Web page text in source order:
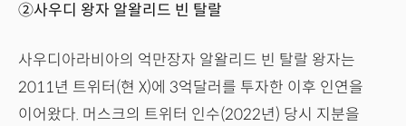
②사우디 왕자 알왈리드 빈 탈랄
사우디아라비아의 억만장자 알왈리드 빈 탈랄 왕자는
2011년 트위터(현 X)에 3억달러를 투자한 이후 인연을
이어왔다. 머스크의 트위터 인수(2022년) 당시 지분을